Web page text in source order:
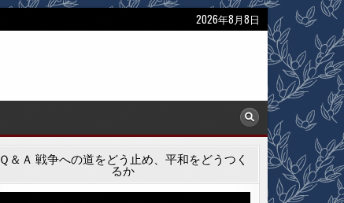
2026年8月8日
Ｑ＆Ａ 戦争への道をどう止め、平和をどうつく
るか